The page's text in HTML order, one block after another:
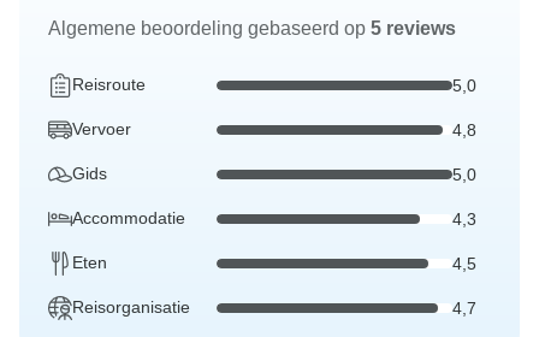
Algemene beoordeling gebaseerd op 5 reviews
Reisroute 5,0
Vervoer 4,8
Gids 5,0
Accommodatie 4,3
Eten 4,5
Reisorganisatie 4,7